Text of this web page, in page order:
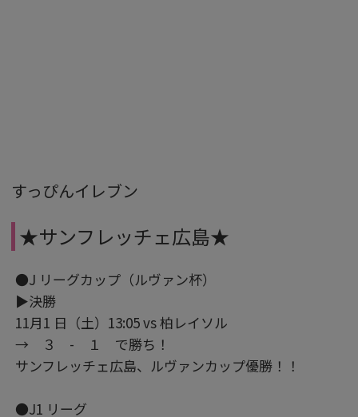
すっぴんイレブン
★サンフレッチェ広島★
●J リーグカップ（ルヴァン杯）
▶決勝
11月1 日（土）13:05 vs 柏レイソル
→ ３ - １ で勝ち！
サンフレッチェ広島、ルヴァンカップ優勝！！
●J1 リーグ